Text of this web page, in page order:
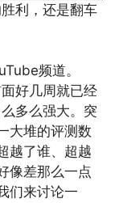
利，还是翻车
频道。
好几周就已经
多么强大。突
大堆的评测数
越了谁、超越
像差那么一点
们来讨论一